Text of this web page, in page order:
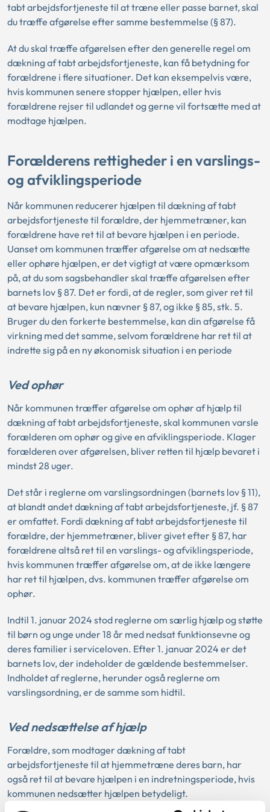
tabt arbejdsfortjeneste til at træne eller passe barnet, skal
du træffe afgørelse efter samme bestemmelse (§ 87).
At du skal træffe afgørelsen efter den generelle regel om
dækning af tabt arbejdsfortjeneste, kan få betydning for
forældrene i flere situationer. Det kan eksempelvis være,
hvis kommunen senere stopper hjælpen, eller hvis
forældrene rejser til udlandet og gerne vil fortsætte med at
modtage hjælpen.
Forælderens rettigheder i en varslings-
og afviklingsperiode
Når kommunen reducerer hjælpen til dækning af tabt
arbejdsfortjeneste til forældre, der hjemmetræner, kan
forældrene have ret til at bevare hjælpen i en periode.
Uanset om kommunen træffer afgørelse om at nedsætte
eller ophøre hjælpen, er det vigtigt at være opmærksom
på, at du som sagsbehandler skal træffe afgørelsen efter
barnets lov § 87. Det er fordi, at de regler, som giver ret til
at bevare hjælpen, kun nævner § 87, og ikke § 85, stk. 5.
Bruger du den forkerte bestemmelse, kan din afgørelse få
virkning med det samme, selvom forældrene har ret til at
indrette sig på en ny økonomisk situation i en periode
Ved ophør
Når kommunen træffer afgørelse om ophør af hjælp til
dækning af tabt arbejdsfortjeneste, skal kommunen varsle
forælderen om ophør og give en afviklingsperiode. Klager
forælderen over afgørelsen, bliver retten til hjælp bevaret i
mindst 28 uger.
Det står i reglerne om varslingsordningen (barnets lov § 11),
at blandt andet dækning af tabt arbejdsfortjeneste, jf. § 87
er omfattet. Fordi dækning af tabt arbejdsfortjeneste til
forældre, der hjemmetræner, bliver givet efter § 87, har
forældrene altså ret til en varslings- og afviklingsperiode,
hvis kommunen træffer afgørelse om, at de ikke længere
har ret til hjælpen, dvs. kommunen træffer afgørelse om
ophør.
Indtil 1. januar 2024 stod reglerne om særlig hjælp og støtte
til børn og unge under 18 år med nedsat funktionsevne og
deres familier i serviceloven. Efter 1. januar 2024 er det
barnets lov, der indeholder de gældende bestemmelser.
Indholdet af reglerne, herunder også reglerne om
varslingsordning, er de samme som hidtil.
Ved nedsættelse af hjælp
Forældre, som modtager dækning af tabt
arbejdsfortjeneste til at hjemmetræne deres barn, har
også ret til at bevare hjælpen i en indretningsperiode, hvis
kommunen nedsætter hjælpen betydeligt.